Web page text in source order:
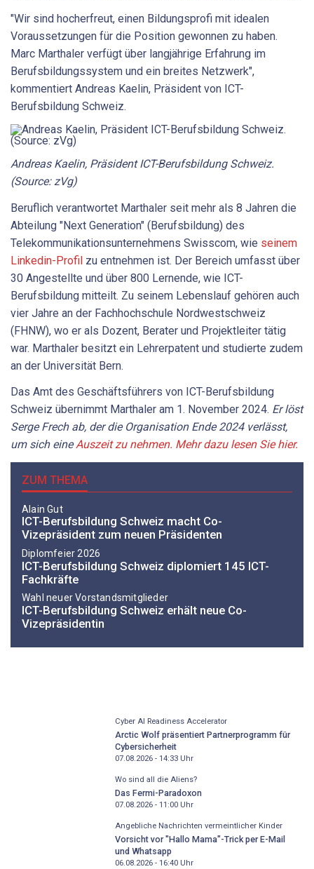
"Wir sind hocherfreut, einen Bildungsprofi mit idealen
Voraussetzungen für die Position gewonnen zu haben.
Marc Marthaler verfügt über langjährige Erfahrung im
Berufsbildungssystem und ein breites Netzwerk",
kommentiert Andreas Kaelin, Präsident von ICT-
Berufsbildung Schweiz.
Andreas Kaelin, Präsident ICT-Berufsbildung Schweiz.
(Source: zVg)
Beruflich verantwortet Marthaler seit mehr als 8 Jahren die
Abteilung "Next Generation" (Berufsbildung) des
Telekommunikationsunternehmens Swisscom, wie seinem
Linkedin-Profil zu entnehmen ist. Der Bereich umfasst über
30 Angestellte und über 800 Lernende, wie ICT-
Berufsbildung mitteilt. Zu seinem Lebenslauf gehören auch
vier Jahre an der Fachhochschule Nordwestschweiz
(FHNW), wo er als Dozent, Berater und Projektleiter tätig
war. Marthaler besitzt ein Lehrerpatent und studierte zudem
an der Universität Bern.
Das Amt des Geschäftsführers von ICT-Berufsbildung
Schweiz übernimmt Marthaler am 1. November 2024. Er löst
Serge Frech ab, der die Organisation Ende 2024 verlässt,
um sich eineAuszeit zu nehmen. Mehr dazu lesen Sie hier.
ZUM THEMA
Alain Gut
ICT-Berufsbildung Schweiz macht Co-
Vizepräsident zum neuen Präsidenten
Diplomfeier 2026
ICT-Berufsbildung Schweiz diplomiert 145 ICT-
Fachkräfte
Wahl neuer Vorstandsmitglieder
ICT-Berufsbildung Schweiz erhält neue Co-
Vizepräsidentin
Cyber AI Readiness Accelerator
Arctic Wolf präsentiert Partnerprogramm für
Cybersicherheit
07.08.2026 - 14:33Uhr
Wo sind all die Aliens?
Das Fermi-Paradoxon
07.08.2026 - 11:00Uhr
Angebliche Nachrichten vermeintlicher Kinder
Vorsicht vor "Hallo Mama"-Trick per E-Mail
und Whatsapp
06.08.2026 - 16:40Uhr